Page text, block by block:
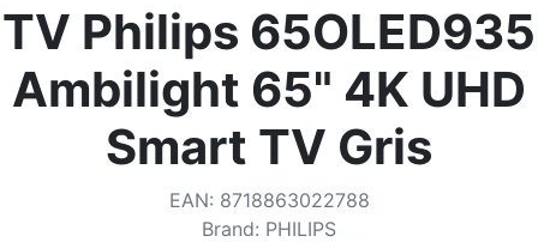
Pays de livraison
Accueil
Baisses de prix
Paramètres
TV Philips 65OLED935
Ambilight 65" 4K UHD
Smart TV Gris
EAN: 8718863022788
Brand: PHILIPS